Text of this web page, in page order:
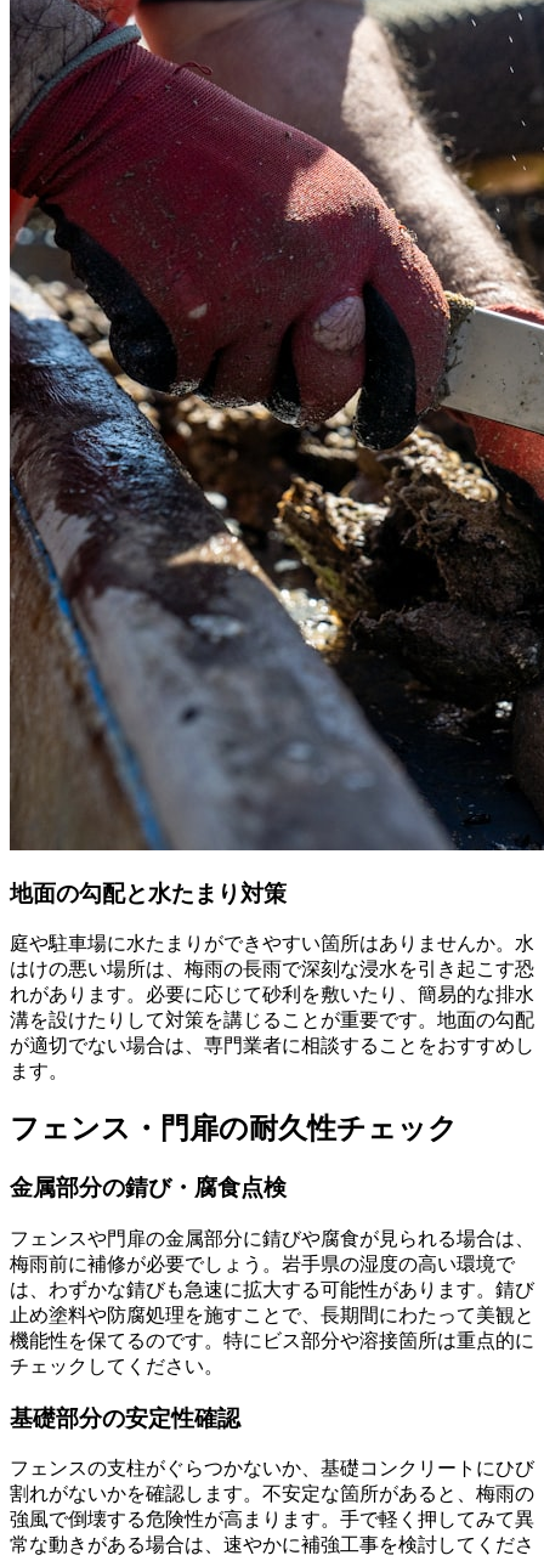
地面の勾配と水たまり対策
庭や駐車場に水たまりができやすい箇所はありませんか。水
はけの悪い場所は、梅雨の長雨で深刻な浸水を引き起こす恐
れがあります。必要に応じて砂利を敷いたり、簡易的な排水
溝を設けたりして対策を講じることが重要です。地面の勾配
が適切でない場合は、専門業者に相談することをおすすめし
ます。
フェンス・門扉の耐久性チェック
金属部分の錆び・腐食点検
フェンスや門扉の金属部分に錆びや腐食が見られる場合は、
梅雨前に補修が必要でしょう。岩手県の湿度の高い環境で
は、わずかな錆びも急速に拡大する可能性があります。錆び
止め塗料や防腐処理を施すことで、長期間にわたって美観と
機能性を保てるのです。特にビス部分や溶接箇所は重点的に
チェックしてください。
基礎部分の安定性確認
フェンスの支柱がぐらつかないか、基礎コンクリートにひび
割れがないかを確認します。不安定な箇所があると、梅雨の
強風で倒壊する危険性が高まります。手で軽く押してみて異
常な動きがある場合は、速やかに補強工事を検討してくださ